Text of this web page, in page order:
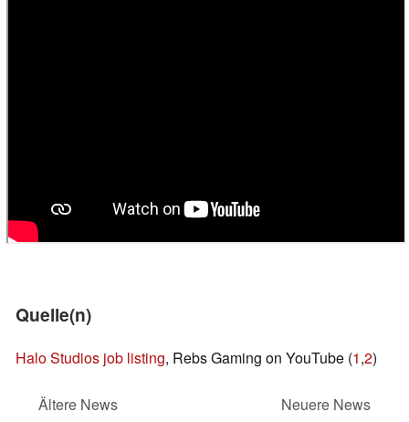
Quelle(n)
Halo Studios job listing, Rebs Gaming on YouTube (1,2)
Ältere News
Neuere News